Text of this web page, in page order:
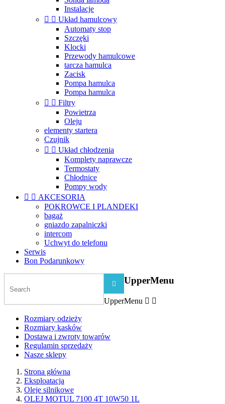
Instalacje
  Układ hamulcowy
Automaty stop
Szczęki
Klocki
Przewody hamulcowe
tarcza hamulca
Zacisk
Pompa hamulca
Pompa hamulca
  Filtry
Powietrza
Oleju
elementy startera
Czujnik
  Układ chłodzenia
Komplety naprawcze
Termostaty
Chłodnice
Pompy wody
  AKCESORIA
POKROWCE I PLANDEKI
bagaż
gniazdo zapalniczki
intercom
Uchwyt do telefonu
Serwis
Bon Podarunkowy
 UpperMenu
UpperMenu  
Rozmiary odzieży
Rozmiary kasków
Dostawa i zwroty towarów
Regulamin sprzedaży
Nasze sklepy
Strona główna
Eksploatacja
Oleje silnikowe
OLEJ MOTUL 7100 4T 10W50 1L